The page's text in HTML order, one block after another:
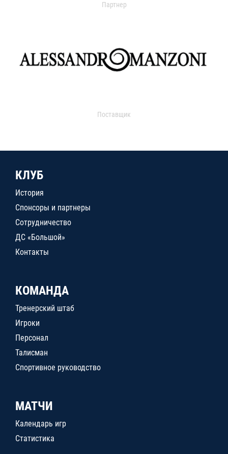
Партнер
Поставщик
КЛУБ
История
Спонсоры и партнеры
Сотрудничество
ДС «Большой»
Контакты
КОМАНДА
Тренерский штаб
Игроки
Персонал
Талисман
Спортивное руководство
МАТЧИ
Календарь игр
Статистика